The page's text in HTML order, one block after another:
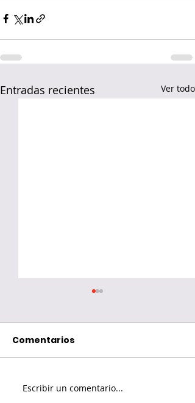
Entradas recientes Ver todo
¿Fin del recorrido
Comentarios
Escribir un comentario...